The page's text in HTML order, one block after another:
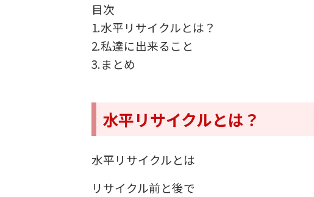
目次
1.水平リサイクルとは？
2.私達に出来ること
3.まとめ
水平リサイクルとは？
水平リサイクルとは
リサイクル前と後で